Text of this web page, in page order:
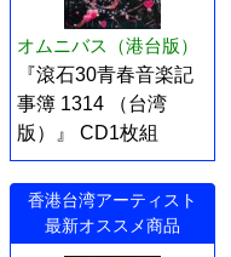
オムニバス（港台版）
『滾石30青春音楽記
事簿 1314 （台湾
版）』 CD1枚組
香港台湾アーティスト
最新オススメ商品